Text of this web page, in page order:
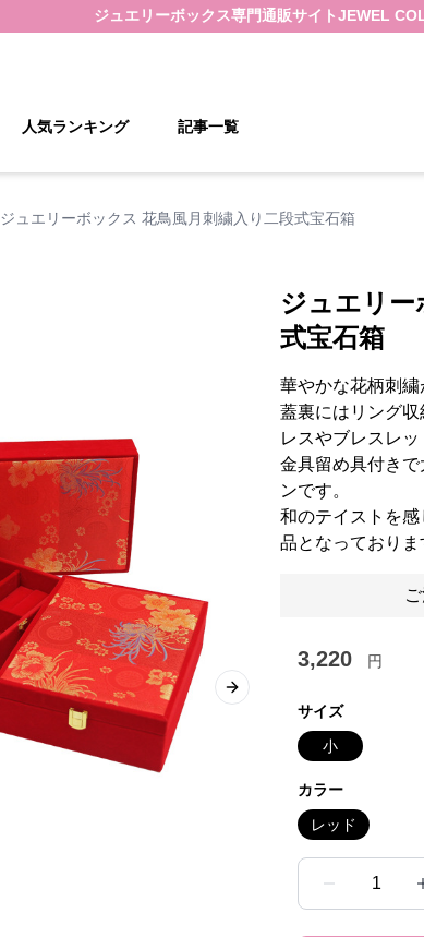
ジュエリーボックス専門通販サイトJEWEL
人気ランキング 記事一覧
ジュエリーボックス 花鳥風月刺繍入り二段式宝石箱
Next slide
ジュエリー
式宝石箱
華やかな花柄刺繍
蓋裏にはリング
レスやブレスレ
金具留め具付き
ンです。
和のテイストを
品となっておりま
3,220 円
サイズ
小
カラー
レッド
1